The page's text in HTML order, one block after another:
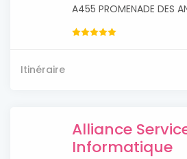
A455 PROMENADE DES
Itinéraire
Alliance
Informatique